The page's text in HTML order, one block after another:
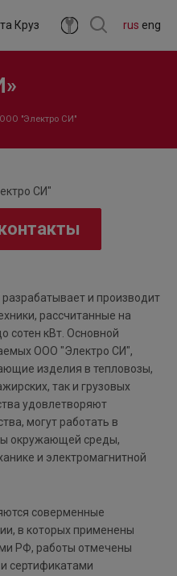
rus eng
Круз
ООО "Электро СИ"
и производит
рассчитанные на
сотен кВт. Основной
ООО "Электро СИ",
изделия в тепловозы,
так и грузовых
удовлетворяют
могут работать в
окружающей среды,
и электромагнитной
соверменные
в которых применены
РФ, работы отмечены
сертификатами